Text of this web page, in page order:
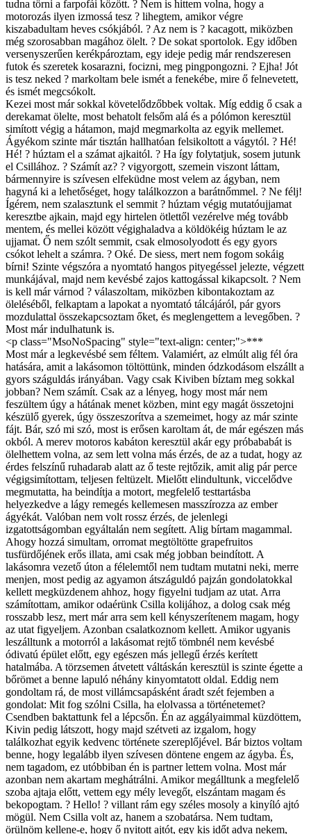
tudna törni a farpofái között. ? Nem is hittem volna, hogy a
motorozás ilyen izmossá tesz ? lihegtem, amikor végre
kiszabadultam heves csókjából. ? Az nem is ? kacagott, miközben
még szorosabban magához ölelt. ? De sokat sportolok. Egy időben
versenyszerűen kerékpároztam, egy ideje pedig már rendszeresen
futok és szeretek kosarazni, focizni, meg pingpongozni. ? Ejha! Jót
is tesz neked ? markoltam bele ismét a fenekébe, mire ő felnevetett,
és ismét megcsókolt.
Kezei most már sokkal követelődzőbbek voltak. Míg eddig ő csak a
derekamat ölelte, most behatolt felsőm alá és a pólómon keresztül
simított végig a hátamon, majd megmarkolta az egyik mellemet.
Ágyékom szinte már tisztán hallhatóan felsikoltott a vágytól. ? Hé!
Hé! ? húztam el a számat ajkaitól. ? Ha így folytatjuk, sosem jutunk
el Csillához. ? Számít az? ? vigyorgott, szemein viszont láttam,
bármennyire is szívesen elfeküdne most velem az ágyban, nem
hagyná ki a lehetőséget, hogy találkozzon a barátnőmmel. ? Ne félj!
Ígérem, nem szalasztunk el semmit ? húztam végig mutatóujjamat
keresztbe ajkain, majd egy hirtelen ötlettől vezérelve még tovább
mentem, és mellei között végighaladva a köldökéig húztam le az
ujjamat. Ő nem szólt semmit, csak elmosolyodott és egy gyors
csókot lehelt a számra. ? Oké. De siess, mert nem fogom sokáig
bírni! Szinte végszóra a nyomtató hangos pityegéssel jelezte, végzett
munkájával, majd nem kevésbé zajos kattogással kikapcsolt. ? Nem
is kell már várnod ? válaszoltam, miközben kibontakoztam az
öleléséből, felkaptam a lapokat a nyomtató tálcájáról, pár gyors
mozdulattal összekapcsoztam őket, és meglengettem a levegőben. ?
Most már indulhatunk is.
<p class="MsoNoSpacing" style="text-align: center;">***
Most már a legkevésbé sem féltem. Valamiért, az elmúlt alig fél óra
hatására, amit a lakásomon töltöttünk, minden ódzkodásom elszállt a
gyors száguldás irányában. Vagy csak Kiviben bíztam meg sokkal
jobban? Nem számít. Csak az a lényeg, hogy most már nem
feszültem úgy a hátának menet közben, mint egy magát összetojni
készülő gyerek, úgy összeszorítva a szemeimet, hogy az már szinte
fájt. Bár, szó mi szó, most is erősen karoltam át, de már egészen más
okból. A merev motoros kabáton keresztül akár egy próbababát is
ölelhettem volna, az sem lett volna más érzés, de az a tudat, hogy az
érdes felszínű ruhadarab alatt az ő teste rejtőzik, amit alig pár perce
végigsimítottam, teljesen feltüzelt. Mielőtt elindultunk, viccelődve
megmutatta, ha beindítja a motort, megfelelő testtartásba
helyezkedve a lágy remegés kellemesen masszírozza az ember
ágyékát. Valóban nem volt rossz érzés, de jelenlegi
izgatottságomban egyáltalán nem segített. Alig bírtam magammal.
Ahogy hozzá simultam, orromat megtöltötte grapefruitos
tusfürdőjének erős illata, ami csak még jobban beindított. A
lakásomra vezető úton a félelemtől nem tudtam mutatni neki, merre
menjen, most pedig az agyamon átszáguldó pajzán gondolatokkal
kellett megküzdenem ahhoz, hogy figyelni tudjam az utat. Arra
számítottam, amikor odaérünk Csilla kolijához, a dolog csak még
rosszabb lesz, mert már arra sem kell kényszerítenem magam, hogy
az utat figyeljem. Azonban csalatkoznom kellett. Amikor ugyanis
leszálltunk a motorról a lakásomat rejtő tömbnél nem kevésbé
ódivatú épület előtt, egy egészen más jellegű érzés kerített
hatalmába. A törzsemen átvetett váltáskán keresztül is szinte égette a
bőrömet a benne lapuló néhány kinyomtatott oldal. Eddig nem
gondoltam rá, de most villámcsapásként áradt szét fejemben a
gondolat: Mit fog szólni Csilla, ha elolvassa a történetemet?
Csendben baktattunk fel a lépcsőn. Én az aggályaimmal küzdöttem,
Kivin pedig látszott, hogy majd szétveti az izgalom, hogy
találkozhat egyik kedvenc története szereplőjével. Bár biztos voltam
benne, hogy legalább ilyen szívesen döntene engem az ágyba. És,
nem tagadom, ez utóbbiban én is partner lettem volna. Most már
azonban nem akartam meghátrálni. Amikor megálltunk a megfelelő
szoba ajtaja előtt, vettem egy mély levegőt, elszántam magam és
bekopogtam. ? Hello! ? villant rám egy széles mosoly a kinyíló ajtó
mögül. Nem Csilla volt az, hanem a szobatársa. Nem tudtam,
örülnöm kellene-e, hogy ő nyitott ajtót, egy kis időt adva nekem,